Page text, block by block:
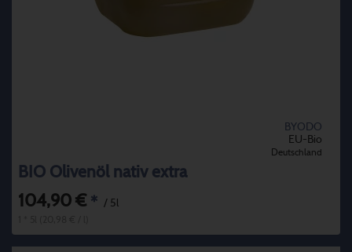
BYODO
EU-Bio
Deutschland
BIO Olivenöl nativ extra
104,90 € * / 5l